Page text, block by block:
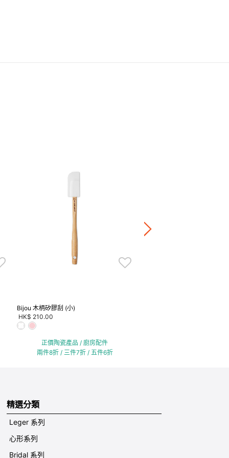
Bijou 木柄矽膠刮 (小)
HK$ 210.00
正價陶瓷產品 / 廚房配件
兩件8折 / 三件7折 / 五件6折
精選分類
Leger 系列
心形系列
Bridal 系列